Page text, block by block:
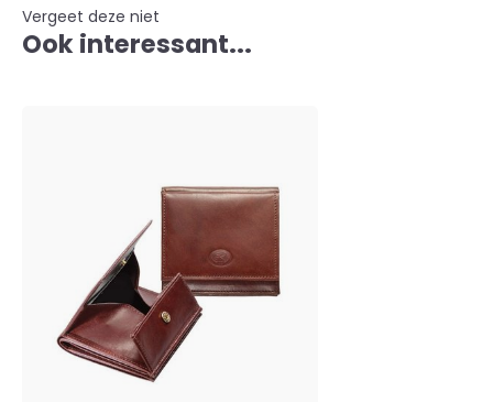
Vergeet deze niet
Ook interessant...